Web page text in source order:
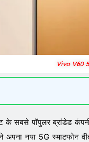
Vivo V60
के सबसे पॉपुलर ब्रांडेड
अपना नया 5G स्माटफोन